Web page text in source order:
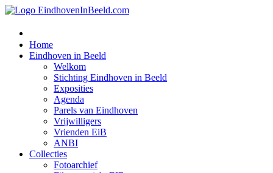
Home
Eindhoven in Beeld
Welkom
Stichting Eindhoven in Beeld
Exposities
Agenda
Parels van Eindhoven
Vrijwilligers
Vrienden EiB
ANBI
Collecties
Fotoarchief